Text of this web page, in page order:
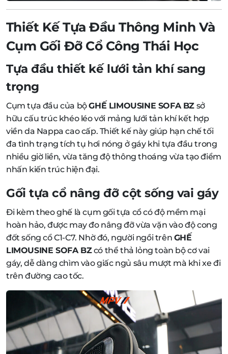
Thiết Kế Tựa Đầu Thông Minh Và
Cụm Gối Đỡ Cổ Công Thái Học
Tựa đầu thiết kế lưới tản khí sang
trọng
Cụm tựa đầu của bộGHẾ LIMOUSINE SOFA BZ sở
hữu cấu trúc khéo léo với mảng lưới tản khí kết hợp
viền da Nappa cao cấp. Thiết kế này giúp hạn chế tối
đa tình trạng tích tụ hơi nóng ở gáy khi tựa đầu trong
nhiều giờ liền, vừa tăng độ thông thoáng vừa tạo điểm
nhấn kiến trúc hiện đại.
Gối tựa cổ nâng đỡ cột sống vai gáy
Đi kèm theo ghế là cụm gối tựa cổ có độ mềm mại
hoàn hảo, được may đo nâng đỡ vừa vặn vào độ cong
đốt sống cổ C1-C7. Nhờ đó, người ngồi trên GHẾ
LIMOUSINE SOFA BZcó thể thả lỏng toàn bộ cơ vai
gáy, dễ dàng chìm vào giấc ngủ sâu mượt mà khi xe đi
trên đường cao tốc.